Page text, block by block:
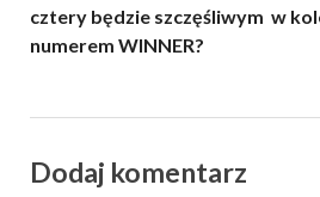
cztery będzie szczęśliwym
numerem WINNER?
w
Dodaj komentarz